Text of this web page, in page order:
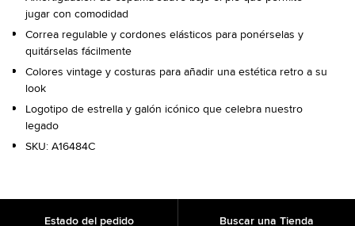
jugar con comodidad
Correa regulable y cordones elásticos para ponérselas y
quitárselas fácilmente
Colores vintage y costuras para añadir una estética retro a su
look
Logotipo de estrella y galón icónico que celebra nuestro
legado
SKU: A16484C
Estado del pedido Buscar una Tienda